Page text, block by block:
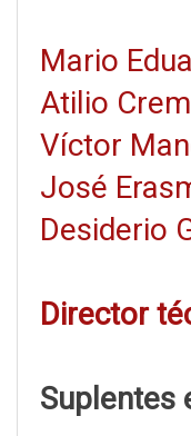
Mario
Atilio
Víctor
José
Desiderio
Director
Suplentes